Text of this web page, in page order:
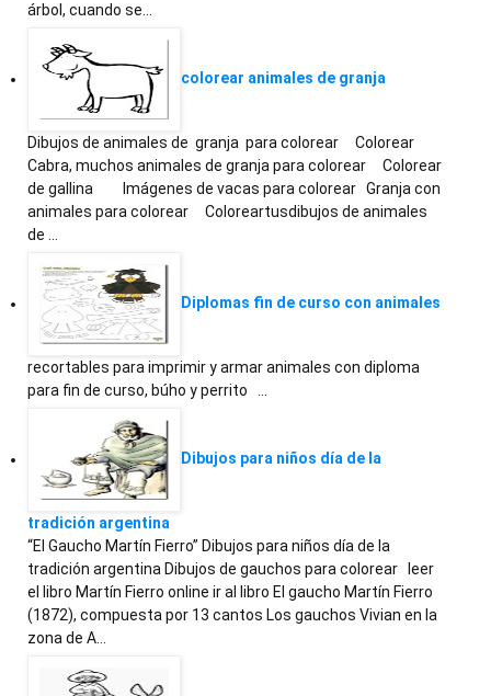
árbol, cuando se…
colorear animales de granja
Dibujos de animales de granja para colorear Colorear
Cabra, muchos animales de granja para colorear Colorear
de gallina Imágenes de vacas para colorear Granja con
animales para colorear Coloreartusdibujos de animales
de …
Diplomas fin de curso con animales
recortables para imprimir y armar animales con diploma
para fin de curso, búho y perrito …
Dibujos para niños día de la
tradición argentina
“El Gaucho Martín Fierro” Dibujos para niños día de la
tradición argentina Dibujos de gauchos para colorear leer
el libro Martín Fierro online ir al libro El gaucho Martín Fierro
(1872), compuesta por 13 cantos Los gauchos Vivian en la
zona de A…